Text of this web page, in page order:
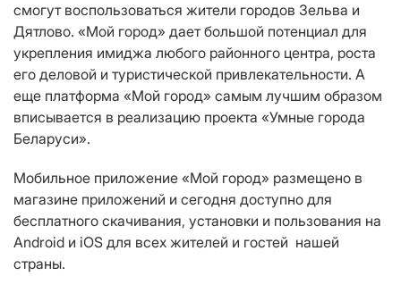
смогут воспользоваться жители городов Зельва и
Дятлово. «Мой город» дает большой потенциал для
укрепления имиджа любого районного центра, роста
его деловой и туристической привлекательности. А
еще платформа «Мой город» самым лучшим образом
вписывается в реализацию проекта «Умные города
Беларуси».
Мобильное приложение «Мой город» размещено в
магазине приложений и сегодня доступно для
бесплатного скачивания, установки и пользования на
Android и iOS для всех жителей и гостей нашей
страны.